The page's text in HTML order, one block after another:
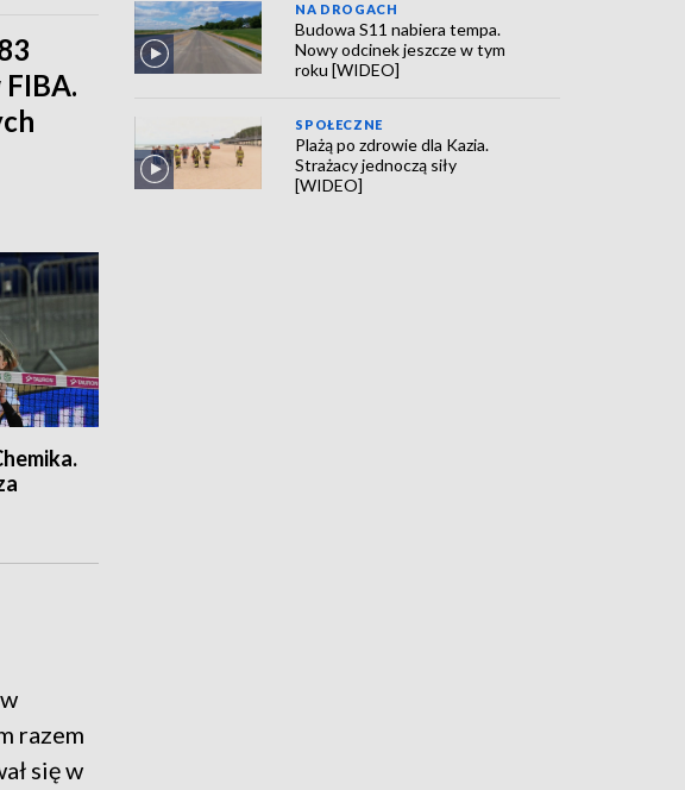
razem
się w
NA DROGACH
Budowa S11 nabiera tempa.
Nowy odcinek jeszcze w tym
roku [WIDEO]
SPOŁECZNE
Plażą po zdrowie dla Kazia.
Strażacy jednoczą siły
[WIDEO]